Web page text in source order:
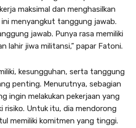
maksimal dan menghasilkan
ini menyangkut tanggung jawab.
jawab. Punya rasa memiliki
lahir jiwa militansi,” papar Fatoni.
kesungguhan, serta tanggung
penting. Menurutnya, sebagian
ingin melakukan pekerjaan yang
risiko. Untuk itu, dia mendorong
memiliki komitmen yang tinggi.